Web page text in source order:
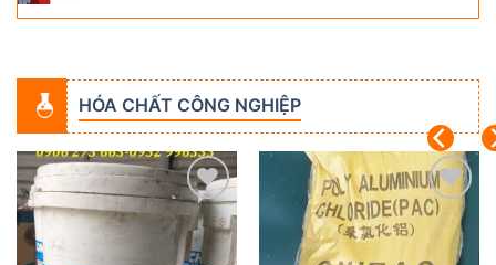
HÓA CHẤT CÔNG NGHIỆP
Add to
wishlist
Add to
wishlist